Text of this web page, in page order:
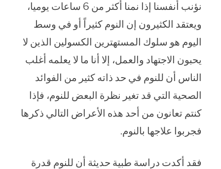
نؤنب أنفسنا إذا نمنا أكثر من 6 ساعات يوميا،
ويعتقد الكثيرون إن النوم كثيراً أو في وسط
اليوم هو سلوك المستهترين الكسولين الذين لا
يحبون الاجتهاد والعمل، إلا أنا ما لا يعلمه أغلب
الناس أن للنوم في حد ذاته كثير من الفوائد
الصحية التي قد تغير نظرة البعض للنوم، فإذا
كنتم تعانون من أحد هذه الأعراض التالي ذكرها
فجربوا علاجها بالنوم.
فقد أكدت دراسة طبية حديثة أن للنوم قدرة